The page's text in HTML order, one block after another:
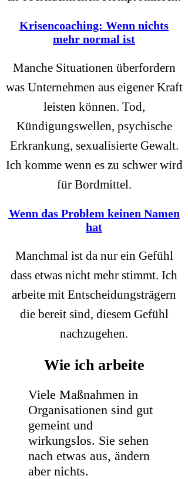
Krisencoaching: Wenn nichts
mehr normal ist
Manche Situationen überfordern
was Unternehmen aus eigener Kraft
leisten können. Tod,
Kündigungswellen, psychische
Erkrankung, sexualisierte Gewalt.
Ich komme wenn es zu schwer wird
für Bordmittel.
Wenn das Problem keinen Namen
hat
Manchmal ist da nur ein Gefühl
dass etwas nicht mehr stimmt. Ich
arbeite mit Entscheidungsträgern
die bereit sind, diesem Gefühl
nachzugehen.
Wie ich arbeite
Viele Maßnahmen in
Organisationen sind gut
gemeint und
wirkungslos. Sie sehen
nach etwas aus, ändern
aber nichts.